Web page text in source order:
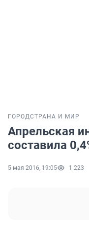
ГОРОДСТРАНА И МИР
Апрельская
составила
5 мая 2016, 19:05 1 223